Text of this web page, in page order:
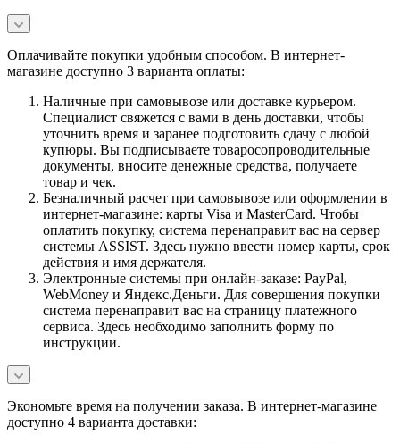
Оплачивайте покупки удобным способом. В интернет-
магазине доступно 3 варианта оплаты:
Наличные при самовывозе или доставке курьером.
Специалист свяжется с вами в день доставки, чтобы
уточнить время и заранее подготовить сдачу с любой
купюры. Вы подписываете товаросопроводительные
документы, вносите денежные средства, получаете
товар и чек.
Безналичный расчет при самовывозе или оформлении в
интернет-магазине: карты Visa и MasterCard. Чтобы
оплатить покупку, система перенаправит вас на сервер
системы ASSIST. Здесь нужно ввести номер карты, срок
действия и имя держателя.
Электронные системы при онлайн-заказе: PayPal,
WebMoney и Яндекс.Деньги. Для совершения покупки
система перенаправит вас на страницу платежного
сервиса. Здесь необходимо заполнить форму по
инструкции.
Экономьте время на получении заказа. В интернет-магазине
доступно 4 варианта доставки: